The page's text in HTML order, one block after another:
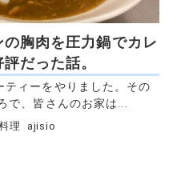
胸肉を圧力鍋でカレ
だった話。
ィーをやりました。その
で、皆さんのお家は...
理 ajisio